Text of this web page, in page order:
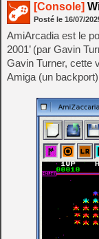
[Console]
Posté le 16/07/
AmiArcadia est le
2001’ (par Gavin
Gavin Turner, cette
Amiga (un